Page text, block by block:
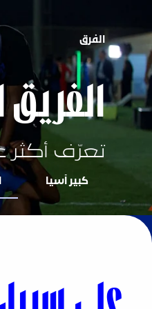
الفرق
الفريق
تعرّف أكثر
كبير آسيا